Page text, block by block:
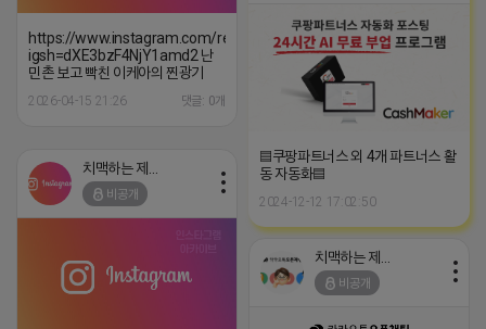
https://www.instagram.com/reel/DXJly0aCVct/?
igsh=dXE3bzF4NjY1amd2 난
민촌 보고 빡친 이케아의 찐광기
2026-04-15 21:26 댓글: 0개
▤쿠팡파트너스 외 4개 파트너스 활
동 자동화▤
2024-12-12 17:02:50
비공개
비공개